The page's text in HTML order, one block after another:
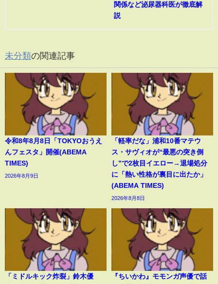
関係など泌尿器科医が徹底解
説
未分類の関連記事
令和8年8月8日「TOKYOおうえ
んフェスタ」開催(ABEMA
TIMES)
2026年8月9日
「軽率だな」浦和10番マテウ
ス・サヴィオが“最悪の突き倒
し”で2枚目イエロー→退場処分
に「熱い性格が裏目に出たか」
(ABEMA TIMES)
2026年8月8日
「ミドルキック炸裂」鈴木優
『ちいかわ』モモンガ声優で話